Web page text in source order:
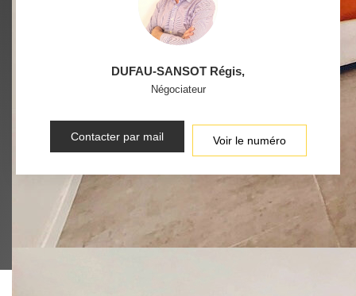
DUFAU-SANSOT Régis,
Négociateur
Contacter par mail Voir le numéro